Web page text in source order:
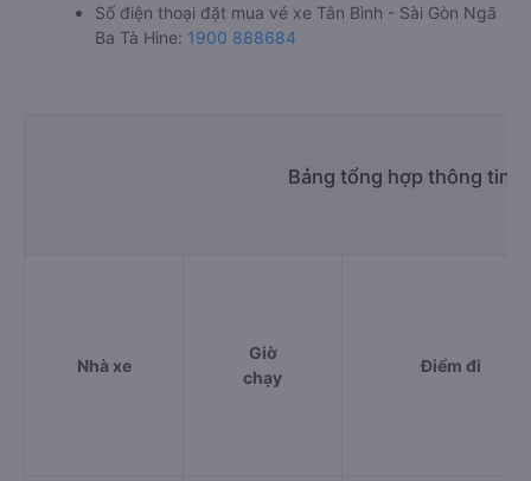
Số điện thoại đặt mua vé xe Tân Bình - Sài Gòn Ngã
Ba Tà Hine: 1900 888684
Bảng tổng hợp thông tin
Nhà xe
Giờ
chạy
Điểm đi